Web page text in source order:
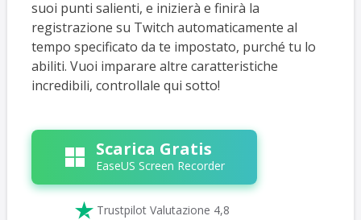
suoi punti salienti, e inizierà e finirà la
registrazione su Twitch automaticamente al
tempo specificato da te impostato, purché tu lo
abiliti. Vuoi imparare altre caratteristiche
incredibili, controllale qui sotto!
Scarica Gratis
EaseUS Screen Recorder
 Trustpilot Valutazione 4,8